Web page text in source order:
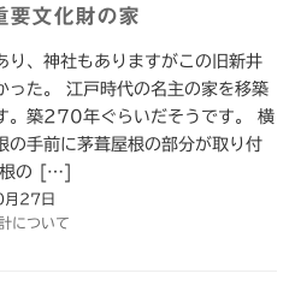
要文化財の家
り、神社もありますがこの旧新井
った。 江戸時代の名主の家を移築
。築270年ぐらいだそうです。 横
の手前に茅葺屋根の部分が取り付
根の […]
月27日
について